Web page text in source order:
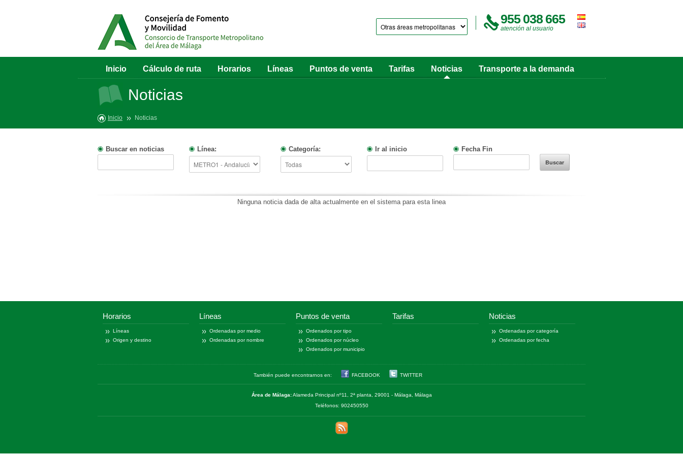
955 038 665
atención al usuario
Inicio Cálculo de ruta Horarios Líneas Puntos de venta Tarifas Noticias Transporte a la demanda
Noticias
Inicio Noticias
Buscar en noticias Línea: Categoría: Ir al inicio
Fecha Fin
Buscar
Ninguna noticia dada de alta actualmente en el sistema para esta linea
Horarios
Líneas
Origen y destino
Líneas
Ordenadas por medio
Ordenadas por nombre
Puntos de venta
Ordenados por tipo
Ordenados por núcleo
Ordenados por municipio
Tarifas Noticias
Ordenadas por categoría
Ordenadas por fecha
También puede encontrarnos en: FACEBOOK TWITTER
Área de Málaga:Alameda Principal nº11, 2ª planta, 29001 - Málaga, Málaga
Teléfonos: 902450550